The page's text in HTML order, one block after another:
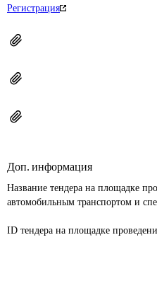
Регистрация
Доп. информация
Название тендера на площадке
автомобильным транспортом и
ID тендера на площадке